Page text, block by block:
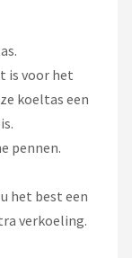
is voor het
koeltas een
pennen.
het best een
verkoeling.